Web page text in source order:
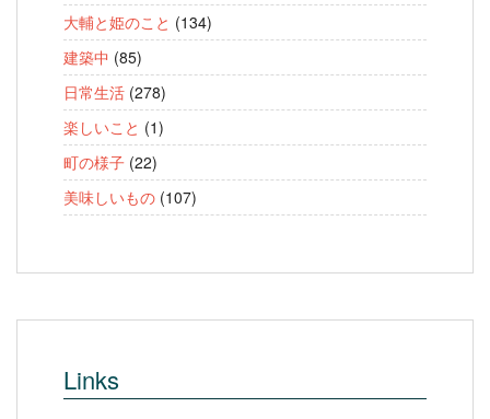
大輔と姫のこと (134)
建築中 (85)
日常生活 (278)
楽しいこと (1)
町の様子 (22)
美味しいもの (107)
Links